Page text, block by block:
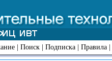
| Поиск | Подписка | Правила |